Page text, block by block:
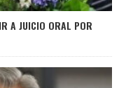
A JUICIO ORAL POR